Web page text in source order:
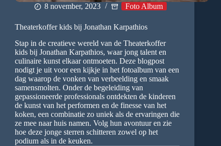
8 november, 2023 Foto Album
Theaterkoffer kids bij Jonathan Karpathios
Stap in de creatieve wereld van de Theaterkoffer
kids bij Jonathan Karpathios, waar jong talent en
culinaire kunst elkaar ontmoeten. Deze blogpost
nodigt je uit voor een kijkje in het fotoalbum van een
dag waarop de vonken van verbeelding en smaak
samensmolten. Onder de begeleiding van
gepassioneerde professionals ontdekten de kinderen
de kunst van het performen en de finesse van het
koken, een combinatie zo uniek als de ervaringen die
ze mee naar huis namen. Volg hun avontuur en zie
hoe deze jonge sterren schitteren zowel op het
podium als in de keuken.